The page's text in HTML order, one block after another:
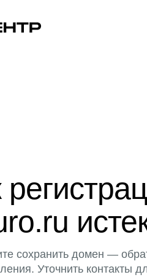
сохранить домен —
Уточнить контакты